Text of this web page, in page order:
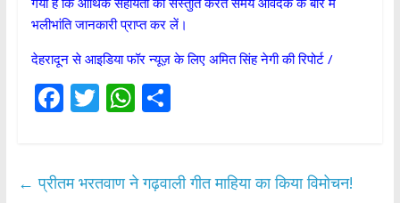
भलीभांति जानकारी प्राप्त कर लें।
देहरादून से आइडिया फॉर न्यूज़ के लिए अमित सिंह नेगी की रिपोर्ट /
F
b
T
er
W
s
S
e
← प्रीतम भरतवाण ने गढ़वाली गीत माहिया का किया विमोचन!